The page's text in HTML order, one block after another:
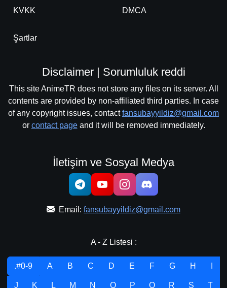
KVKK DMCA
Şartlar
Disclaimer | Sorumluluk reddi
This site AnimeTR does not store any files on its server. All
contents are provided by non-affiliated third parties. In case
of any copyright issues, contactfansubayyildiz@gmail.com
or contact pageand it will be removed immediately.
İletişim ve Sosyal Medya
Email: fansubayyildiz@gmail.com
A - Z Listesi :
.#0-9 A B C D E F G H
J K L M N O P Q R S T